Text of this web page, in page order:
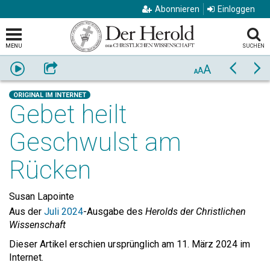
Abonnieren Einloggen
MENU SUCHEN
AnhörenWeiterempfehlen AAA Zurück
ORIGINAL IM INTERNET
Gebet heilt
Geschwulst am
Rücken
Susan Lapointe
Aus der Juli 2024-Ausgabe des Herolds der Christlichen
Wissenschaft
Dieser Artikel erschien ursprünglich am 11. März 2024 im
Internet.